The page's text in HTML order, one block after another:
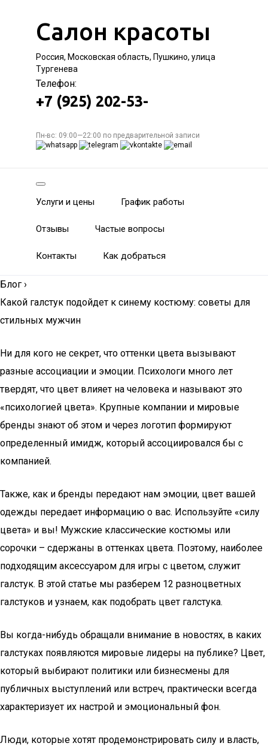
Салон красоты
Россия, Московская область, Пушкино, улица
Тургенева
Телефон:
+7 (925) 202-53-
Пн-вс: 09:00—22:00 по предварительной записи
Услуги и цены График работы
Отзывы Частые вопросы
Контакты Как добраться
Блог ›
Какой галстук подойдет к синему костюму: советы для
стильных мужчин
Ни для кого не секрет, что оттенки цвета вызывают
разные ассоциации и эмоции. Психологи много лет
твердят, что цвет влияет на человека и называют это
«психологией цвета». Крупные компании и мировые
бренды знают об этом и через логотип формируют
определенный имидж, который ассоциировался бы с
компанией.
Также, как и бренды передают нам эмоции, цвет вашей
одежды передает информацию о вас. Используйте «силу
цвета» и вы! Мужские классические костюмы или
сорочки – сдержаны в оттенках цвета. Поэтому, наиболее
подходящим аксессуаром для игры с цветом, служит
галстук. В этой статье мы разберем 12 разноцветных
галстуков и узнаем, как подобрать цвет галстука.
Вы когда-нибудь обращали внимание в новостях, в каких
галстуках появляются мировые лидеры на публике? Цвет,
который выбирают политики или бизнесмены для
публичных выступлений или встреч, практически всегда
характеризует их настрой и эмоциональный фон.
Люди, которые хотят продемонстрировать силу и власть,